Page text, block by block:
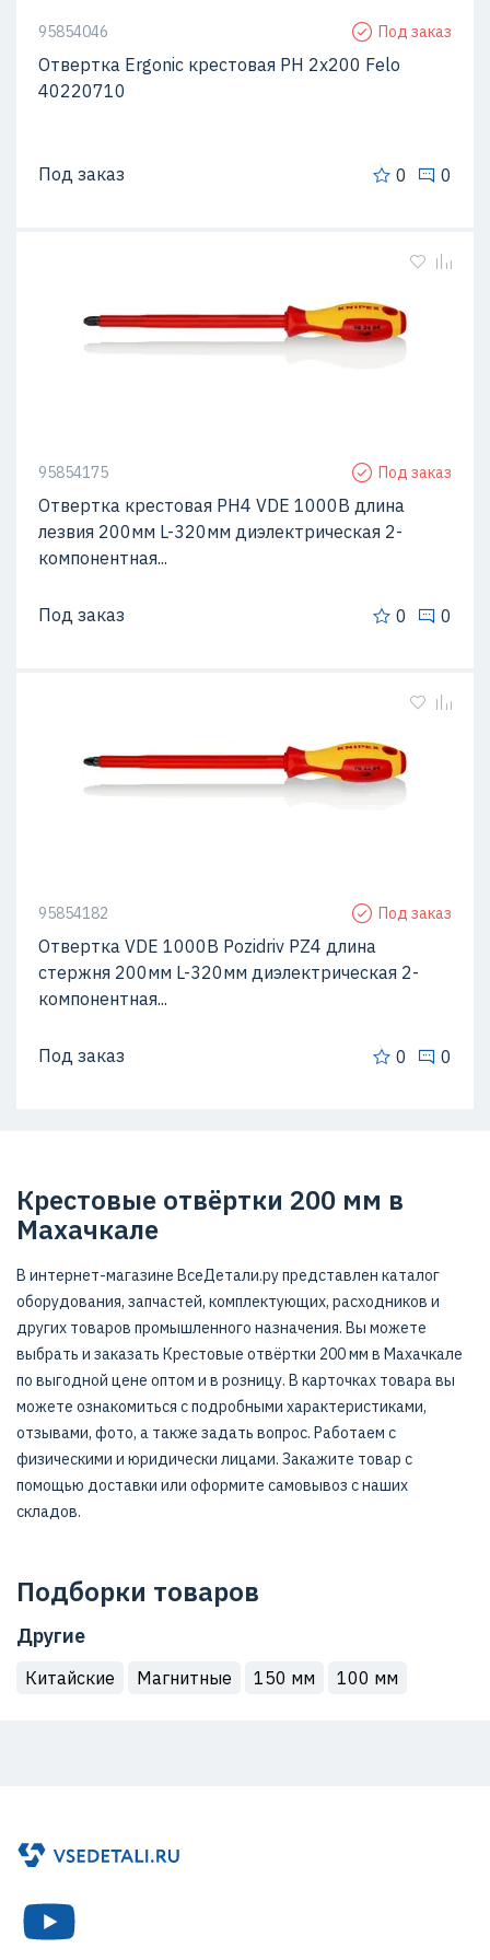
95854046 Под заказ
Отвертка Ergonic крестовая PH 2х200 Felo
40220710
Под заказ 0 0
95854175 Под заказ
Отвертка крестовая PH4 VDE 1000В длина
лезвия 200мм L-320мм диэлектрическая 2-
компонентная...
Под заказ 0 0
95854182 Под заказ
Отвертка VDE 1000В Pozidriv PZ4 длина
стержня 200мм L-320мм диэлектрическая 2-
компонентная...
Под заказ 0 0
Крестовые отвёртки 200 мм в
Махачкале
В интернет-магазине ВсеДетали.ру представлен каталог
оборудования, запчастей, комплектующих, расходников и
других товаров промышленного назначения. Вы можете
выбрать и заказать Крестовые отвёртки 200 мм в Махачкале
по выгодной цене оптом и в розницу. В карточках товара вы
можете ознакомиться с подробными характеристиками,
отзывами, фото, а также задать вопрос. Работаем с
физическими и юридически лицами. Закажите товар с
помощью доставки или оформите самовывоз с наших
складов.
Подборки товаров
Другие
Китайские Магнитные 150 мм 100 мм